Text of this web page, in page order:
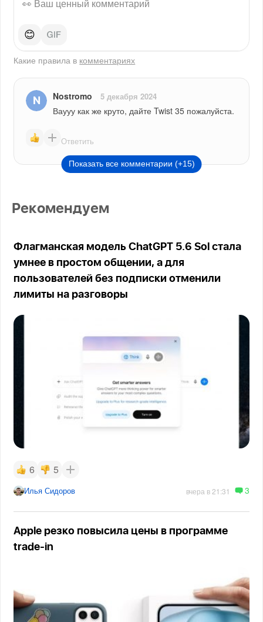
😊
Какие правила в комментариях
Nostromo 5 декабря 2024
Ваууу как же круто, дайте Twist 35 пожалуйста.
Ответить
Показать все комментарии (+15)
Рекомендуем
Флагманская модель ChatGPT 5.6 Sol стала
умнее в простом общении, а для
пользователей без подписки отменили
лимиты на разговоры
6 5
Илья Сидоров вчера в 21:31 3
Apple резко повысила цены в программе
trade-in